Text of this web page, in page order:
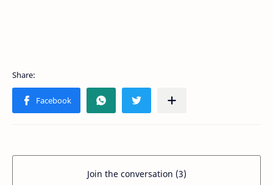
Join the conversation (3)